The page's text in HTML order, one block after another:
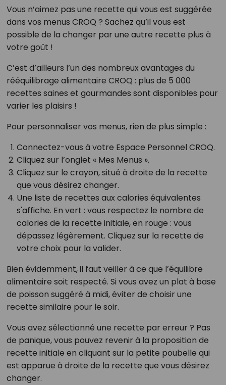
Vous n’aimez pas une recette qui vous est suggérée
dans vos menus CROQ ? Sachez qu’il vous est
possible de la changer par une autre recette plus à
votre goût !
C’est d’ailleurs l’un des nombreux avantages du
rééquilibrage alimentaire CROQ : plus de 5 000
recettes saines et gourmandes sont disponibles pour
varier les plaisirs !
Pour personnaliser vos menus, rien de plus simple :
Connectez-vous à votre Espace Personnel CROQ.
Cliquez sur l’onglet « Mes Menus ».
Cliquez sur le crayon, situé à droite de la recette
que vous désirez changer.
Une liste de recettes aux calories équivalentes
s'affiche. En vert : vous respectez le nombre de
calories de la recette initiale, en rouge : vous
dépassez légèrement. Cliquez sur la recette de
votre choix pour la valider.
Bien évidemment, il faut veiller à ce que l’équilibre
alimentaire soit respecté. Si vous avez un plat à base
de poisson suggéré à midi, éviter de choisir une
recette similaire pour le soir.
Vous avez sélectionné une recette par erreur ? Pas
de panique, vous pouvez revenir à la proposition de
recette initiale en cliquant sur la petite poubelle qui
est apparue à droite de la recette que vous désirez
changer.